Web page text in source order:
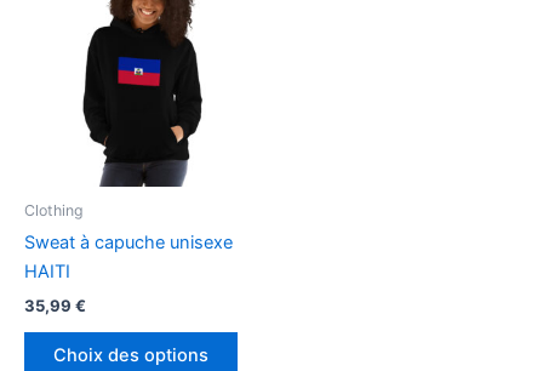
Clothing
Sweat à capuche unisexe
HAITI
35,99 €
Choix des options
Ce